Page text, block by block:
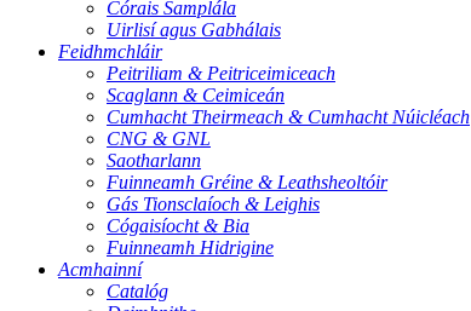
Córais Samplála
Uirlisí agus Gabhálais
Feidhmchláir
Peitriliam & Peitriceimiceach
Scaglann & Ceimiceán
Cumhacht Theirmeach & Cumhacht Núicléach
CNG & GNL
Saotharlann
Fuinneamh Gréine & Leathsheoltóir
Gás Tionsclaíoch & Leighis
Cógaisíocht & Bia
Fuinneamh Hidrigine
Acmhainní
Catalóg